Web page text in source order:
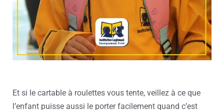
Et si le cartable à roulettes vous tente, veillez à ce que
l’enfant puisse aussi le porter facilement quand c’est